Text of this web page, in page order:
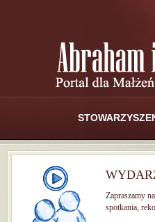
Zapraszamy
spotkania,